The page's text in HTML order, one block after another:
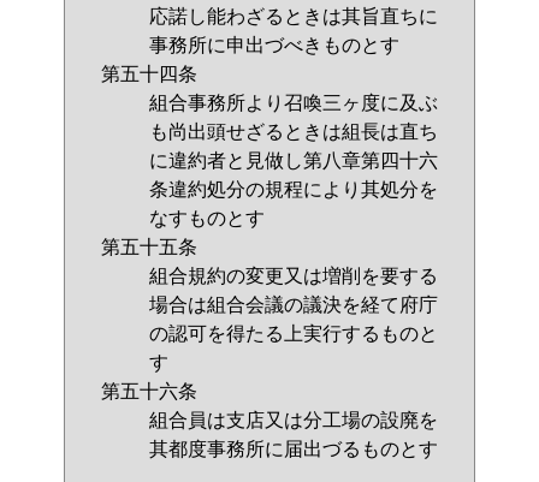
応諾し能わざるときは其旨直ちに
事務所に申出づべきものとす
第五十四条
組合事務所より召喚三ヶ度に及ぶ
も尚出頭せざるときは組長は直ち
に違約者と見做し第八章第四十六
条違約処分の規程により其処分を
なすものとす
第五十五条
組合規約の変更又は増削を要する
場合は組合会議の議決を経て府庁
の認可を得たる上実行するものと
す
第五十六条
組合員は支店又は分工場の設廃を
其都度事務所に届出づるものとす